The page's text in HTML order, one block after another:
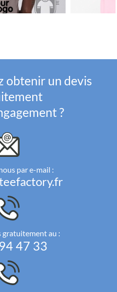
obtenir un devis
?
par e-mail :
gratuitement au :
47 33